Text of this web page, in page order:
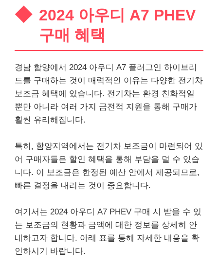
2024 아우디 A7 PHEV
구매 혜택
경남 함양에서 2024 아우디 A7 플러그인 하이브리
드를 구매하는 것이 매력적인 이유는 다양한 전기차
보조금 혜택에 있습니다. 전기차는 환경 친화적일
뿐만 아니라 여러 가지 금전적 지원을 통해 구매가
훨씬 유리해집니다.
특히, 함양지역에서는 전기차 보조금이 마련되어 있
어 구매자들은 할인 혜택을 통해 부담을 덜 수 있습
니다. 이 보조금은 한정된 예산 안에서 제공되므로,
빠른 결정을 내리는 것이 중요합니다.
여기서는 2024 아우디 A7 PHEV 구매 시 받을 수 있
는 보조금의 현황과 금액에 대한 정보를 상세히 안
내하고자 합니다. 아래 표를 통해 자세한 내용을 확
인하시기 바랍니다.